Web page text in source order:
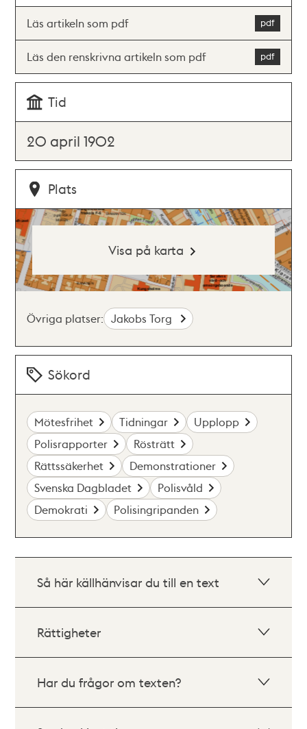
Läs artikeln som pdf
Läs den renskrivna artikeln som pdf
Tid
20 april 1902
Plats
Visa på karta
Övriga platser: Jakobs Torg
Sökord
Mötesfrihet Tidningar
Upplopp
Polisrapporter
Rösträtt
Rättssäkerhet
Demonstrationer
Svenska Dagbladet
Polisvåld
Demokrati
Polisingripanden
Så här källhänvisar du till en text
Rättigheter
Har du frågor om texten?